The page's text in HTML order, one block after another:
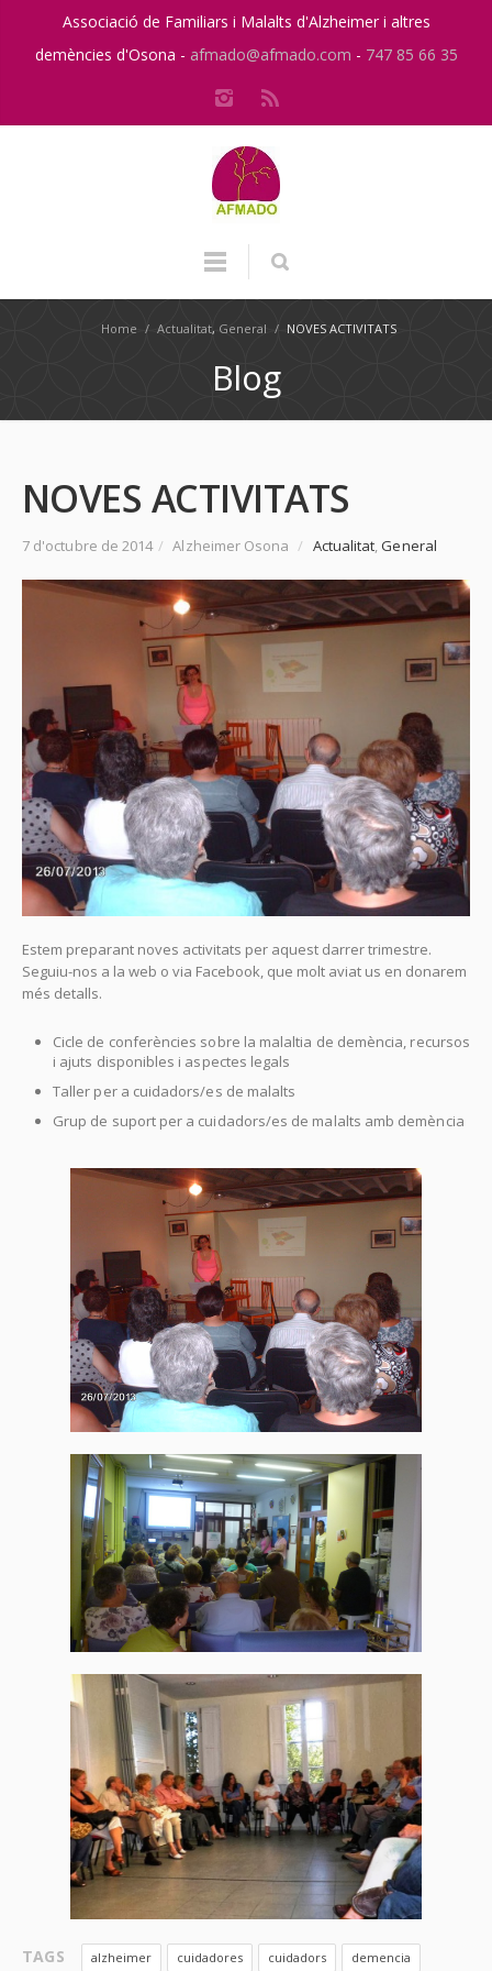
Associació de Familiars i Malalts d'Alzheimer i altres
demències d'Osona - afmado@afmado.com - 747 85 66 35
Home / Actualitat, General / NOVES ACTIVITATS
Blog
NOVES ACTIVITATS
7 d'octubre de 2014 / Alzheimer Osona / Actualitat,General
Estem preparant noves activitats per aquest darrer trimestre.
Seguiu-nos a la web o via Facebook, que molt aviat us en donarem
més detalls.
Cicle de conferències sobre la malaltia de demència, recursos
i ajuts disponibles i aspectes legals
Taller per a cuidadors/es de malalts
Grup de suport per a cuidadors/es de malalts amb demència
TAGS alzheimer cuidadores cuidadors demencia